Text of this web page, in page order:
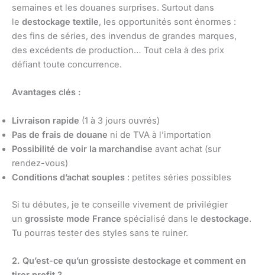
semaines et les douanes surprises. Surtout dans
le destockage textile, les opportunités sont énormes :
des fins de séries, des invendus de grandes marques,
des excédents de production… Tout cela à des prix
défiant toute concurrence.
Avantages clés :
Livraison rapide (1 à 3 jours ouvrés)
Pas de frais de douane ni de TVA à l’importation
Possibilité de voir la marchandise avant achat (sur
rendez-vous)
Conditions d’achat souples : petites séries possibles
Si tu débutes, je te conseille vivement de privilégier
un grossiste mode France spécialisé dans le destockage.
Tu pourras tester des styles sans te ruiner.
2. Qu’est-ce qu’un grossiste destockage et comment en